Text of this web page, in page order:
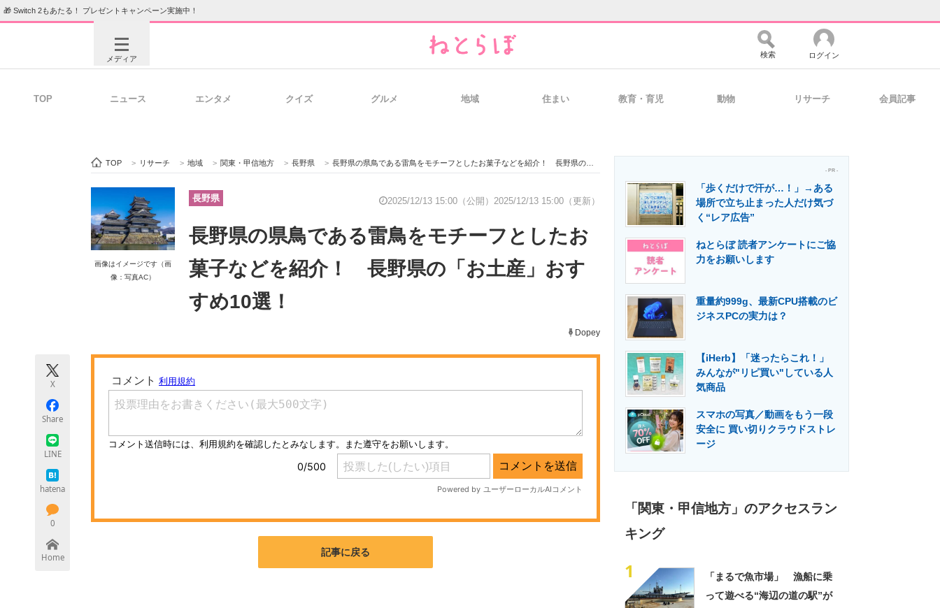
🎁 Switch 2もあたる！ プレゼントキャンペーン実施中！
メディア
ビジネスと働き方のヒント 経営リーダーのコミュニティ マーケ×ITの今がよく分かる
ITエンジニア向け専門サイト IT製品の技術・比較・事例 製造業のIT導入・活用を支援
エネルギーの専門メディア 建設×テクノロジーの最前線
ちょっと気になるネットの話題
検索 ログイン
TOP ニュース エンタメ クイズ グルメ 地域 住まい 教育・育児 動物 リサーチ 会員記事
TOP > リサーチ > 地域 > 関東・甲信地方 > 長野県 > 長野県の県鳥である雷鳥をモチーフとしたお菓子などを紹介！ 長野県の「お土産」おすすめ10選！
画像はイメージです（画
像：写真AC）
長野県 2025/12/13 15:00（公開） 2025/12/13 15:00（更新）
長野県の県鳥である雷鳥をモチーフとしたお
菓子などを紹介！ 長野県の「お土産」おす
すめ10選！
Dopey
X
Share
LINE
hatena
0
Home 記事に戻る
- PR -
「歩くだけで汗が…！」→ある
場所で立ち止まった人だけ気づ
く“レア広告”
ねとらぼ 読者アンケートにご協
力をお願いします
重量約999g、最新CPU搭載のビ
ジネスPCの実力は？
【iHerb】「迷ったらこれ！」
みんなが"リピ買い"している人
気商品
スマホの写真／動画をもう一段
安全に 買い切りクラウドストレ
ージ
「関東・甲信地方」のアクセスラン
キング
1
「まるで魚市場」 漁船に乗
って遊べる“海辺の道の駅”が